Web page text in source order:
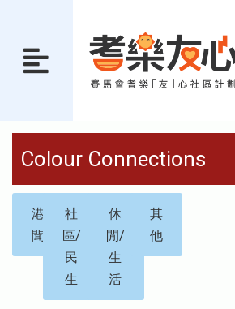
Colour Connections
港
聞
社
區/
民
生
休
閒/
生
活
其
他